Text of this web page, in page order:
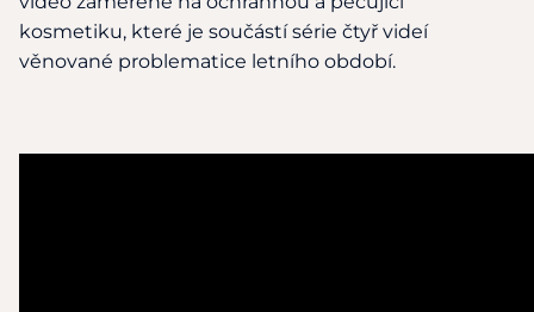
kosmetiku, které je součástí série čtyř videí
věnované problematice letního období.